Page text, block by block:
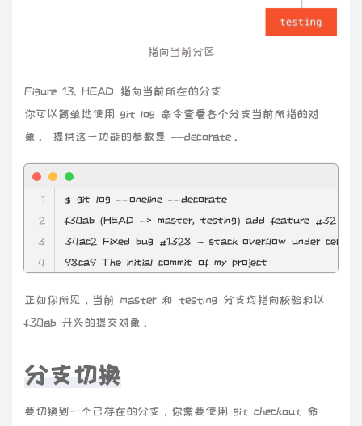
指向当前分区
Figure 13. HEAD 指向当前所在的分支
你可以简单地使用 git log 命令查看各个分支当前所指的对
象。 提供这一功能的参数是 --decorate。
$ git log --oneline --decorate
f30ab (HEAD -> master, testing) add feature #32 -
34ac2 Fixed bug #1328 - stack overflow under certain
98ca9 The initial commit of my project
正如你所见，当前 master 和 testing 分支均指向校验和以
f30ab 开头的提交对象。
分支切换
要切换到一个已存在的分支，你需要使用 git checkout 命